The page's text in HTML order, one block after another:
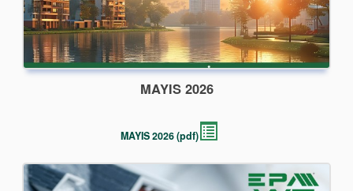
MAYIS 2026
MAYIS 2026 (pdf)